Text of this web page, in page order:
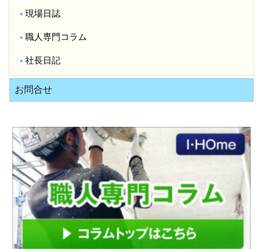
現場日誌
職人専門コラム
社長日記
お問合せ